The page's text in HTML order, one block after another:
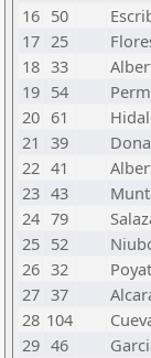
16 50
17 25
18 33
19 54
20 61
21 39
22 41
23 43
24 79
25 52
26 32
27 37
28 104
29 46